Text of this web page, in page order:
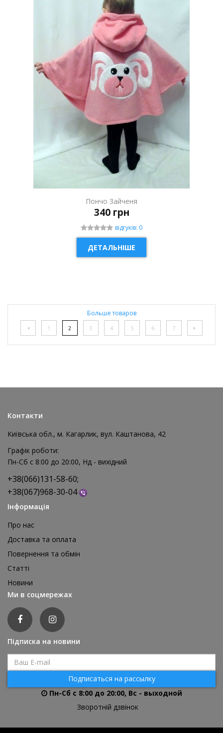
Пончо Зайченя
340 грн
відгуків: 0
ДЕТАЛЬНІШЕ
Больше товаров
1 2 3 4 5 6 7
Контакти
Київська обл., м. Кагарлик, вул. Каштанова, 42
Графік роботи:
Пн-Сб с 8:00 до 20:00, Нд - вихідний
+38(066)131-58-60;
+38(067)968-30-04
Інформація
Про нас
Доставка та оплата
Повернення та обмін
Статті
Новини
Ми в соцмережах
Підписка на новини
Подписаться на рассылку
Пн-Сб с 8:00 до 20:00, Вс - выходной
Зворотній дзвінок